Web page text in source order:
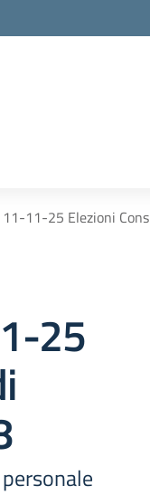
11-11-25 Elezioni
25